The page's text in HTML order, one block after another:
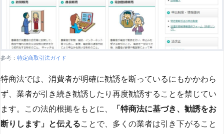
参考： 特定商取引法ガイド
特商法では、消費者が明確に勧誘を断っているにもかかわら
ず、業者が引き続き勧誘したり再度勧誘することを禁じてい
ます。この法的根拠をもとに、
「特商法に基づき、勧誘をお
断りします」と伝えることで、多くの業者は引き下がること